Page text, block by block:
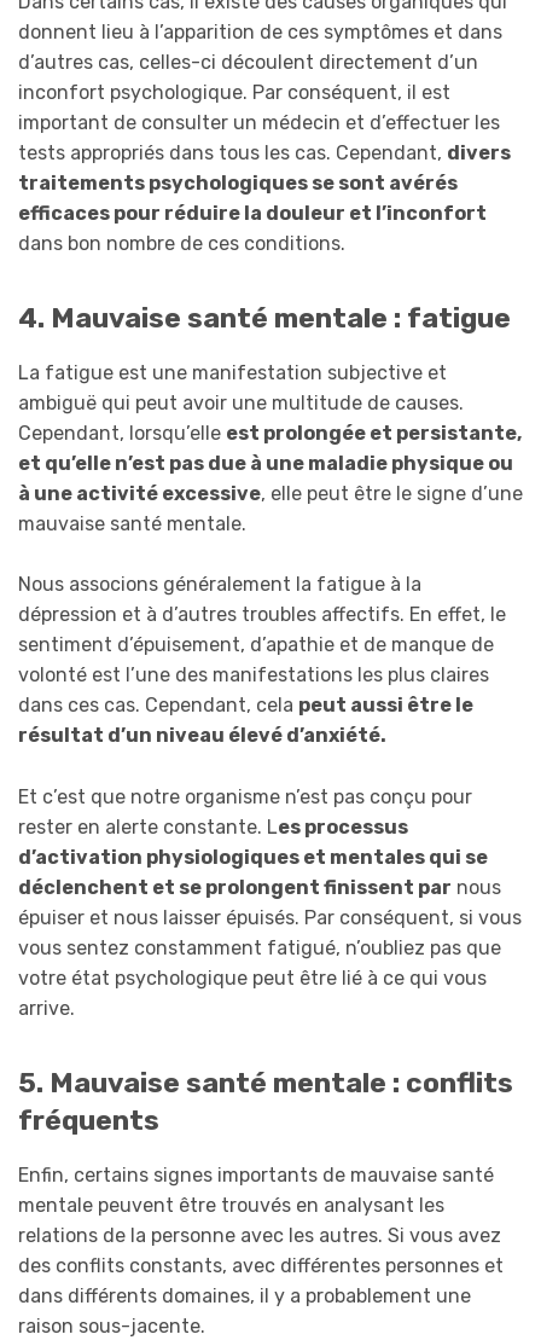
donnent lieu à l’apparition de ces symptômes et dans
d’autres cas, celles-ci découlent directement d’un
inconfort psychologique. Par conséquent, il est
important de consulter un médecin et d’effectuer les
tests appropriés dans tous les cas. Cependant, divers
traitements psychologiques se sont avérés
efficaces pour réduire la douleur et l’inconfort
dans bon nombre de ces conditions.
4. Mauvaise santé mentale : fatigue
La fatigue est une manifestation subjective et
ambiguë qui peut avoir une multitude de causes.
Cependant, lorsqu’elle est prolongée et persistante,
et qu’elle n’est pas due à une maladie physique ou
à une activité excessive, elle peut être le signe d’une
mauvaise santé mentale.
Nous associons généralement la fatigue à la
dépression et à d’autres troubles affectifs. En effet, le
sentiment d’épuisement, d’apathie et de manque de
volonté est l’une des manifestations les plus claires
dans ces cas. Cependant, cela peut aussi être le
résultat d’un niveau élevé d’anxiété.
Et c’est que notre organisme n’est pas conçu pour
rester en alerte constante. Les processus
d’activation physiologiques et mentales qui se
déclenchent et se prolongent finissent par nous
épuiser et nous laisser épuisés. Par conséquent, si vous
vous sentez constamment fatigué, n’oubliez pas que
votre état psychologique peut être lié à ce qui vous
arrive.
5. Mauvaise santé mentale : conflits
fréquents
Enfin, certains signes importants de mauvaise santé
mentale peuvent être trouvés en analysant les
relations de la personne avec les autres. Si vous avez
des conflits constants, avec différentes personnes et
dans différents domaines, il y a probablement une
raison sous-jacente.